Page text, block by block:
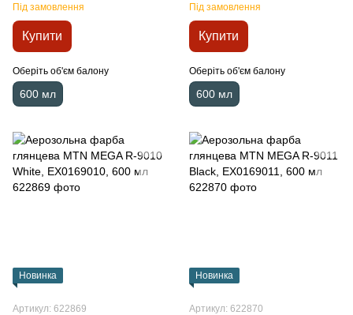
Під замовлення
Купити
Оберіть об'єм балону
600 мл
Під замовлення
Купити
Оберіть об'єм балону
600 мл
Новинка
Артикул: 622869
Новинка
Артикул: 622870